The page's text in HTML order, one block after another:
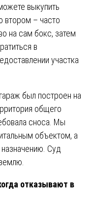
выкупить
втором – часто
на сам бокс, затем
в
участка
был построен на
общего
сноса. Мы
объектом, а
Суд
отказывают в